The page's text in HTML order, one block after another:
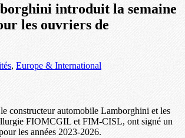
introduit la semaine
les ouvriers de
, Europe & International
constructeur automobile Lamborghini et les
FIOMCGIL et FIM-CISL, ont signé un
les années 2023-2026.